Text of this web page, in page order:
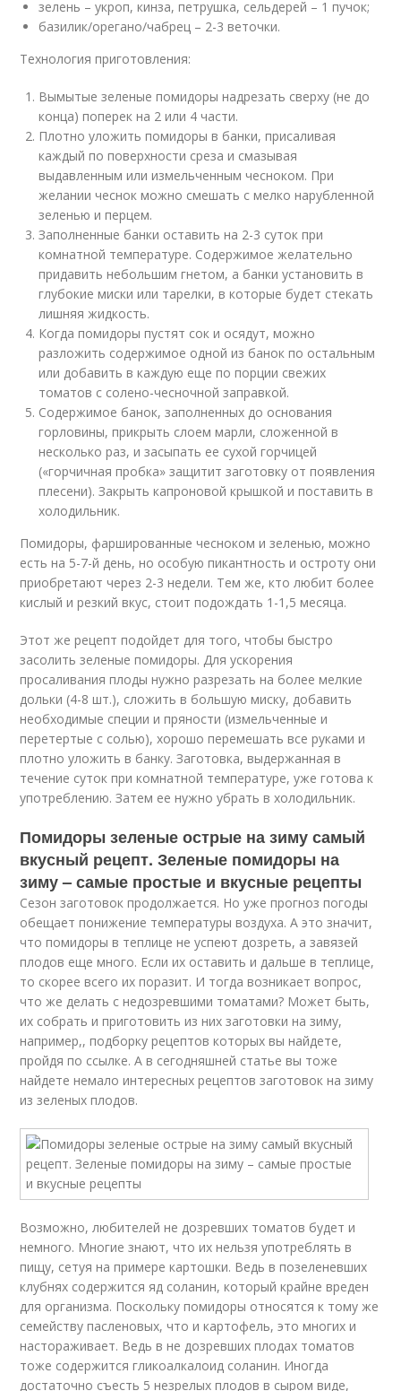
зелень – укроп, кинза, петрушка, сельдерей – 1 пучок;
базилик/орегано/чабрец – 2-3 веточки.
Технология приготовления:
Вымытые зеленые помидоры надрезать сверху (не до
конца) поперек на 2 или 4 части.
Плотно уложить помидоры в банки, присаливая
каждый по поверхности среза и смазывая
выдавленным или измельченным чесноком. При
желании чеснок можно смешать с мелко нарубленной
зеленью и перцем.
Заполненные банки оставить на 2-3 суток при
комнатной температуре. Содержимое желательно
придавить небольшим гнетом, а банки установить в
глубокие миски или тарелки, в которые будет стекать
лишняя жидкость.
Когда помидоры пустят сок и осядут, можно
разложить содержимое одной из банок по остальным
или добавить в каждую еще по порции свежих
томатов с солено-чесночной заправкой.
Содержимое банок, заполненных до основания
горловины, прикрыть слоем марли, сложенной в
несколько раз, и засыпать ее сухой горчицей
(«горчичная пробка» защитит заготовку от появления
плесени). Закрыть капроновой крышкой и поставить в
холодильник.
Помидоры, фаршированные чесноком и зеленью, можно
есть на 5-7-й день, но особую пикантность и остроту они
приобретают через 2-3 недели. Тем же, кто любит более
кислый и резкий вкус, стоит подождать 1-1,5 месяца.
Этот же рецепт подойдет для того, чтобы быстро
засолить зеленые помидоры. Для ускорения
просаливания плоды нужно разрезать на более мелкие
дольки (4-8 шт.), сложить в большую миску, добавить
необходимые специи и пряности (измельченные и
перетертые с солью), хорошо перемешать все руками и
плотно уложить в банку. Заготовка, выдержанная в
течение суток при комнатной температуре, уже готова к
употреблению. Затем ее нужно убрать в холодильник.
Помидоры зеленые острые на зиму самый
вкусный рецепт. Зеленые помидоры на
зиму – самые простые и вкусные рецепты
Сезон заготовок продолжается. Но уже прогноз погоды
обещает понижение температуры воздуха. А это значит,
что помидоры в теплице не успеют дозреть, а завязей
плодов еще много. Если их оставить и дальше в теплице,
то скорее всего их поразит. И тогда возникает вопрос,
что же делать с недозревшими томатами? Может быть,
их собрать и приготовить из них заготовки на зиму,
например,, подборку рецептов которых вы найдете,
пройдя по ссылке. А в сегодняшней статье вы тоже
найдете немало интересных рецептов заготовок на зиму
из зеленых плодов.
Возможно, любителей не дозревших томатов будет и
немного. Многие знают, что их нельзя употреблять в
пищу, сетуя на примере картошки. Ведь в позеленевших
клубнях содержится яд соланин, который крайне вреден
для организма. Поскольку помидоры относятся к тому же
семейству пасленовых, что и картофель, это многих и
настораживает. Ведь в не дозревших плодах томатов
тоже содержится гликоалкалоид соланин. Иногда
достаточно съесть 5 незрелых плодов в сыром виде,